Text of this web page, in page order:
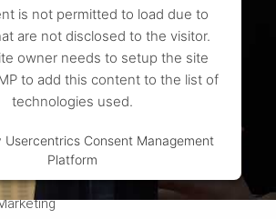
is not permitted to load due to
are not disclosed to the visitor.
owner needs to setup the site
to add this content to the list of
technologies used.
Usercentrics Consent Management
Platform